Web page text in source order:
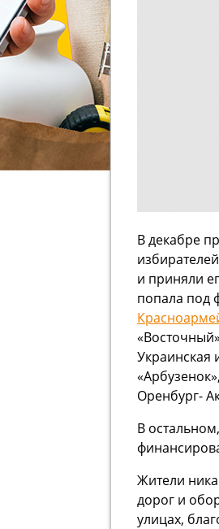
В декабре
и приняли
попала под
Украинская
«Арбузенок»,
Оренбург-
В
Жители
дорог и
улицах,